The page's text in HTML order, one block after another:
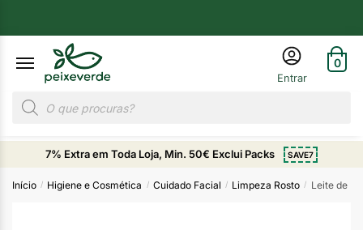
0
7% Extra em Toda Loja, Min. 50€ Exclui Packs SAVE7
Início / Higiene e Cosmética / Cuidado Facial / Limpeza Rosto / Leite de